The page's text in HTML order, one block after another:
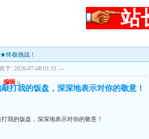
站
终极挑战！
于: 2026-07-08 01:51 ---
编辑 u
打我的饭盘，深深地表示对你的敬意！
我的饭盘，深深地表示对你的敬意！